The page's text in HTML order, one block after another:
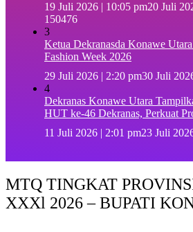
19 Juli 2026 | 10:05 pm20 Juli
150476
3
Ketua Dekranasda Konawe
Fashion Week 2026
29 Juli 2026 | 2:20 pm30 Juli
4
Dekranas Konawe Utara
HUT ke-46 Dekranas, Perkuat
11 Juli 2026 | 2:01 pm23 Juli
MTQ TINGKAT
XXXl 2026 – BUPATI